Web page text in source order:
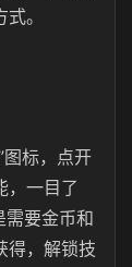
。
图标，点开
，一目了
需要金币和
得，解锁技